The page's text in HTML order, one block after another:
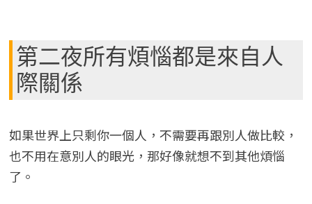
第二夜所有煩惱都是來自人
際關係
如果世界上只剩你一個人，不需要再跟別人做比較，
也不用在意別人的眼光，那好像就想不到其他煩惱
了。